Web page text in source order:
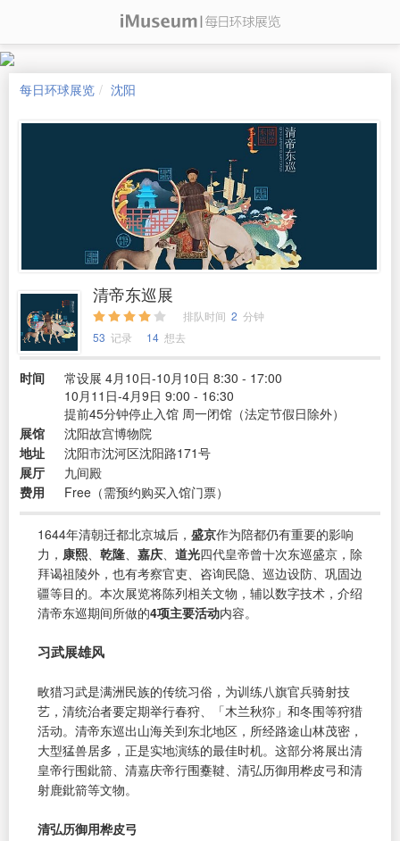
每日环球展览 沈阳
清帝东巡展
排队时间 2 分钟
53 记录 14 想去
时间
常设展 4月10日-10月10日 8:30 - 17:00
10月11日-4月9日 9:00 - 16:30
提前45分钟停止入馆 周一闭馆（法定节假日除外）
展馆
沈阳故宫博物院
地址
沈阳市沈河区沈阳路171号
展厅
九间殿
费用
Free（需预约购买入馆门票）
1644年清朝迁都北京城后， 盛京作为陪都仍有重要的影响
力， 康熙 乾隆 嘉庆 道光四代皇帝曾十次东巡盛京，除
拜谒祖陵外，也有考察官吏、咨询民隐、巡边设防、巩固边
疆等目的。本次展览将陈列相关文物，辅以数字技术，介绍
清帝东巡期间所做的4项主要活动内容。
习武展雄风
畋猎习武是满洲民族的传统习俗，为训练八旗官兵骑射技
艺，清统治者要定期举行春狩、「木兰秋狝」和冬围等狩猎
活动。清帝东巡出山海关到东北地区，所经路途山林茂密，
大型猛兽居多，正是实地演练的最佳时机。这部分将展出清
皇帝行围鈚箭、清嘉庆帝行围櫜鞬、清弘历御用桦皮弓和清
射鹿鈚箭等文物。
清弘历御用桦皮弓